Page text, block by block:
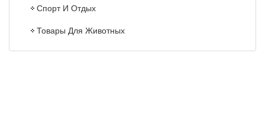
Спорт И Отдых
Товары Для Животных